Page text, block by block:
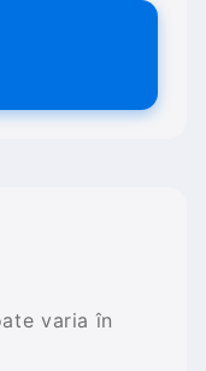
varia în